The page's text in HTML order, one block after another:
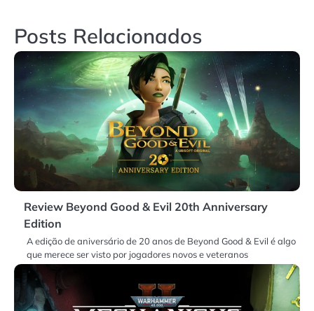
Posts Relacionados
Review Beyond Good & Evil 20th Anniversary
Edition
A edição de aniversário de 20 anos de Beyond Good & Evil é algo
que merece ser visto por jogadores novos e veteranos